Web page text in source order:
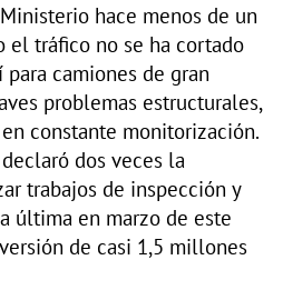
hace menos de un
el tráfico no se ha cortado
camiones de gran
problemas estructurales,
constante monitorización.
dos veces la
trabajos de inspección y
última en marzo de este
de casi 1,5 millones